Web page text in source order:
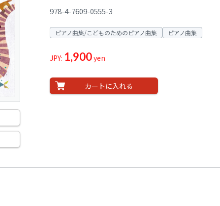
978-4-7609-0555-3
ピアノ曲集/こどものためのピアノ曲集 ピアノ曲集
JPY: 1,900yen
カートに入れる